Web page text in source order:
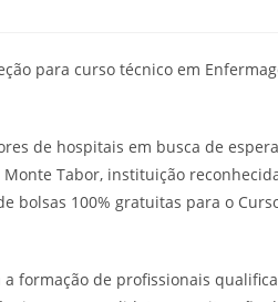
de hospitais em busca de
Tabor, instituição
bolsas 100% gratuitas para o
formação de profissionais